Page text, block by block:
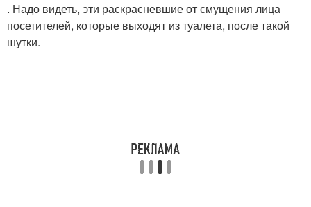
. Надо видеть, эти раскрасневшие от смущения лица
посетителей, которые выходят из туалета, после такой
шутки.